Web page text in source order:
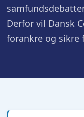
Derfor vil Dansk
forankre og sikre